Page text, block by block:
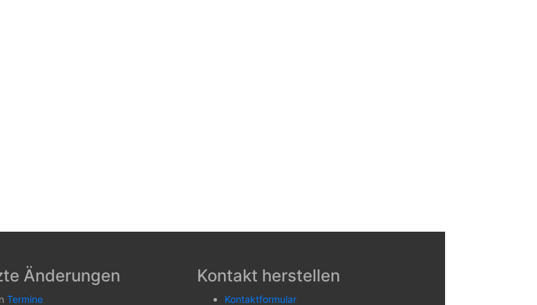
Änderungen
Termine
Kontakt herstellen
Kontaktformular